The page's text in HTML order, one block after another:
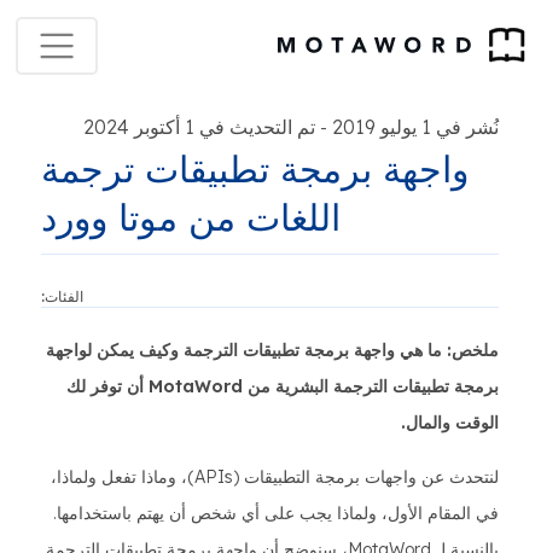
نُشر في 1 يوليو 2019 - تم التحديث في 1 أكتوبر 2024
واجهة برمجة تطبيقات ترجمة
اللغات من موتا وورد
الفئات:
ملخص: ما هي واجهة برمجة تطبيقات الترجمة وكيف يمكن لواجهة
برمجة تطبيقات الترجمة البشرية من MotaWord أن توفر لك
الوقت والمال.
لنتحدث عن واجهات برمجة التطبيقات (APIs)، وماذا تفعل ولماذا،
في المقام الأول، ولماذا يجب على أي شخص أن يهتم باستخدامها.